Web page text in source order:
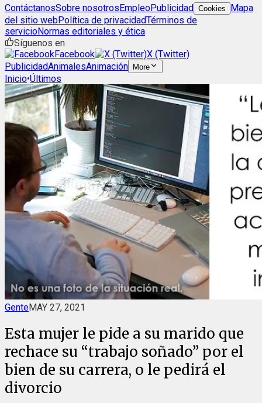
ContáctanosSobre nosotrosEmpleoPublicidad Cookies
Mapa
del sitio webPolítica de privacidadTérminos de
servicioNormas editoriales y ética
Síguenos en
Facebook
X (Twitter)
PublicidadAnimalesAnimación More
Inicio•Últimos
GenteMAY 27, 2021
Esta mujer le pide a su marido que
rechace su “trabajo soñado” por el
bien de su carrera, o le pedirá el
divorcio